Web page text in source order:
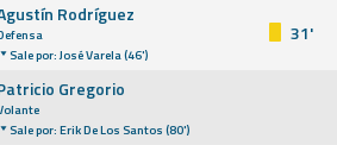
Rodríguez
Sale por: José Varela (46')
31'
Gregorio
Sale por: Erik De Los Santos (80')